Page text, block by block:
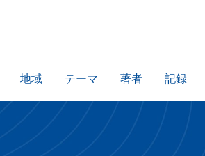
地域 テーマ 著者 記録